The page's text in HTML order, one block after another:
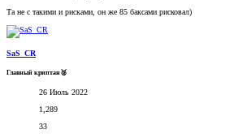
Та не с такими и рисками, он же 85 баксами рисковал)
SaS_CR
Главный криптан🥈
26 Июль 2022
1,289
33